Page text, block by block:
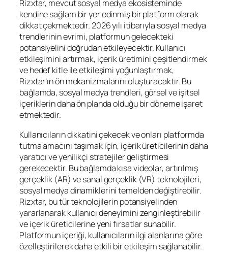
Rizxtar, mevcut sosyal medya ekosisteminde
kendine sağlam bir yer edinmiş bir platform olarak
dikkat çekmektedir. 2026 yılı itibarıyla sosyal medya
trendlerinin evrimi, platformun gelecekteki
potansiyelini doğrudan etkileyecektir. Kullanıcı
etkileşimini artırmak, içerik üretimini çeşitlendirmek
ve hedef kitle ile etkileşimi yoğunlaştırmak,
Rizxtar’ın ön mekanizmalarını oluşturacaktır. Bu
bağlamda, sosyal medya trendleri, görsel ve işitsel
içeriklerin daha ön planda olduğu bir döneme işaret
etmektedir.
Kullanıcıların dikkatini çekecek ve onları platformda
tutma amacını taşımak için, içerik üreticilerinin daha
yaratıcı ve yenilikçi stratejiler geliştirmesi
gerekecektir. Bu bağlamda kısa videolar, artırılmış
gerçeklik (AR) ve sanal gerçeklik (VR) teknolojileri,
sosyal medya dinamiklerini temelden değiştirebilir.
Rizxtar, bu tür teknolojilerin potansiyelinden
yararlanarak kullanıcı deneyimini zenginleştirebilir
ve içerik üreticilerine yeni fırsatlar sunabilir.
Platformun içeriği, kullanıcıların ilgi alanlarına göre
özelleştirilerek daha etkili bir etkileşim sağlanabilir.